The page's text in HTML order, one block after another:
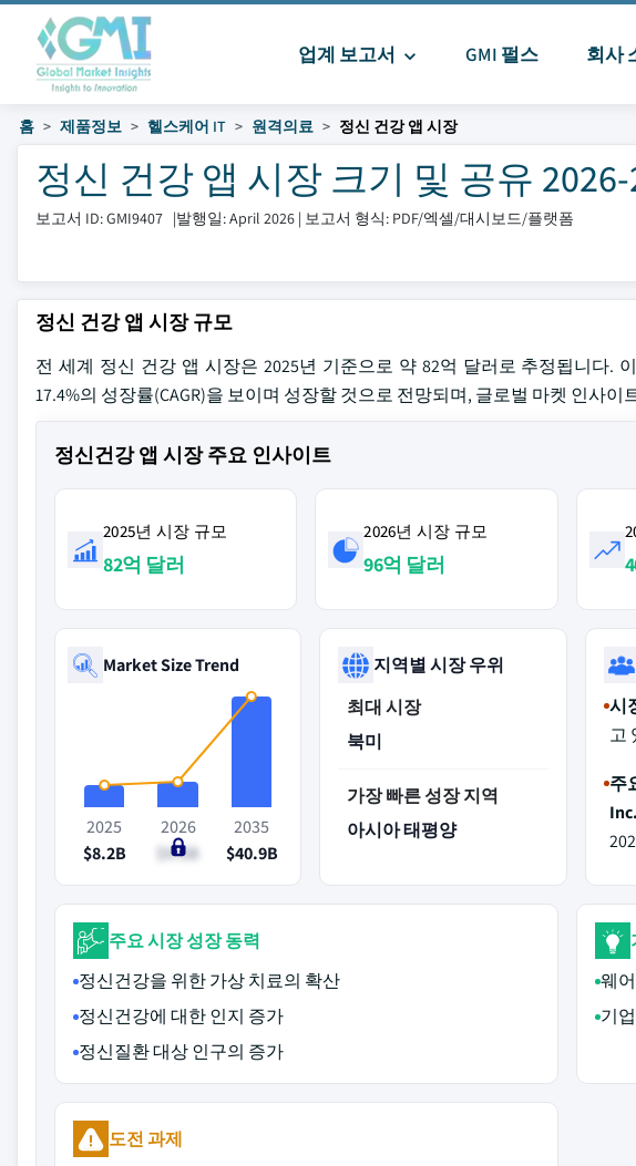
업계 보고서 GMI 펄스 회사
홈 제품정보 헬스케어 IT 원격의료 정신 건강 앱 시장
정신 건강 앱 시장 크기 및 공유 2026-
보고서 ID: GMI9407 |발행일: April 2026 | 보고서 형식: PDF/엑셀/대시보드/플랫폼
정신 건강 앱 시장 규모
전 세계 정신 건강 앱 시장은 2025년 기준으로 약 82억 달러로 추정됩니다.
17.4%의 성장률(CAGR)을 보이며 성장할 것으로 전망되며, 글로벌 마켓 인사
정신건강 앱 시장 주요 인사이트
2025년 시장 규모
82억 달러
2026년 시장 규모
96억 달러
Market Size Trend
2025
$8.2B
2026
$9.6B
2035
$40.9B
지역별 시장 우위
최대 시장
북미
가장 빠른 성장 지역
아시아 태평양
시
고
주
주요 시장 성장 동력
정신건강을 위한 가상 치료의 확산
정신건강에 대한 인지 증가
정신질환 대상 인구의 증가
웨
기
도전 과제